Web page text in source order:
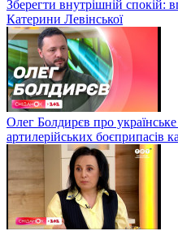
Зберегти внутрішній спокій:
Катерини Левінської
Олег Болдирєв про
артилерійських боєприпасів